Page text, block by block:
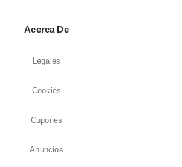
Acerca De
Legales
Cookies
Cupones
Anuncios